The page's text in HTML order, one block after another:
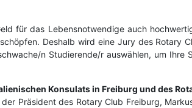
für das Lebensnotwendige auch
Deshalb wird eine Jury des Rotary
n Studierende/r auswählen, um Ihre
Konsulats in Freiburg und des
Präsident des Rotary Club Freiburg,